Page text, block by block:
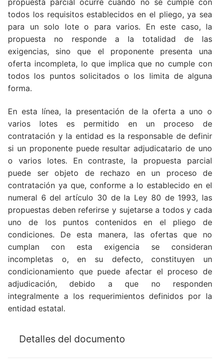
todos los requisitos establecidos en el pliego, ya sea
para un solo lote o para varios. En este caso, la
propuesta no responde a la totalidad de las
exigencias, sino que el proponente presenta una
oferta incompleta, lo que implica que no cumple con
todos los puntos solicitados o los limita de alguna
forma.
En esta línea, la presentación de la oferta a uno o
varios lotes es permitido en un proceso de
contratación y la entidad es la responsable de definir
si un proponente puede resultar adjudicatario de uno
o varios lotes. En contraste, la propuesta parcial
puede ser objeto de rechazo en un proceso de
contratación ya que, conforme a lo establecido en el
numeral 6 del artículo 30 de la Ley 80 de 1993, las
propuestas deben referirse y sujetarse a todos y cada
uno de los puntos contenidos en el pliego de
condiciones. De esta manera, las ofertas que no
cumplan con esta exigencia se consideran
incompletas o, en su defecto, constituyen un
condicionamiento que puede afectar el proceso de
adjudicación, debido a que no responden
integralmente a los requerimientos definidos por la
entidad estatal.
Detalles del documento